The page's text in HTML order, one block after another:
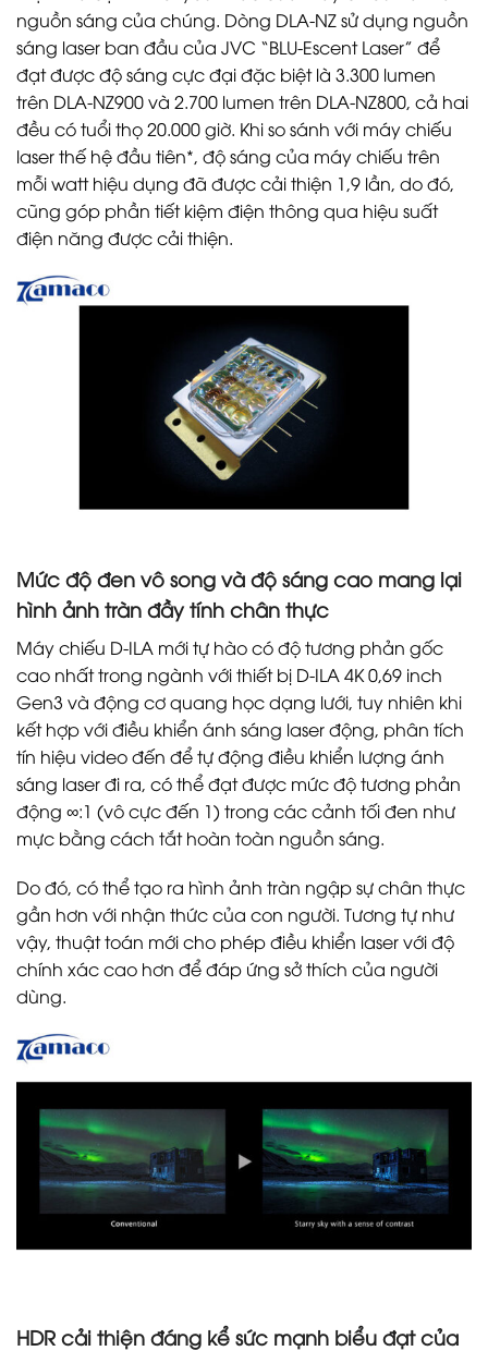
nguồn sáng của chúng. Dòng DLA-NZ sử dụng nguồn
sáng laser ban đầu của JVC “BLU-Escent Laser” để
đạt được độ sáng cực đại đặc biệt là 3.300 lumen
trên DLA-NZ900 và 2.700 lumen trên DLA-NZ800, cả hai
đều có tuổi thọ 20.000 giờ. Khi so sánh với máy chiếu
laser thế hệ đầu tiên*, độ sáng của máy chiếu trên
mỗi watt hiệu dụng đã được cải thiện 1,9 lần, do đó,
cũng góp phần tiết kiệm điện thông qua hiệu suất
điện năng được cải thiện.
Mức độ đen vô song và độ sáng cao mang lại
hình ảnh tràn đầy tính chân thực
Máy chiếu D-ILA mới tự hào có độ tương phản gốc
cao nhất trong ngành với thiết bị D-ILA 4K 0,69 inch
Gen3 và động cơ quang học dạng lưới, tuy nhiên khi
kết hợp với điều khiển ánh sáng laser động, phân tích
tín hiệu video đến để tự động điều khiển lượng ánh
sáng laser đi ra, có thể đạt được mức độ tương phản
động ∞:1 (vô cực đến 1) trong các cảnh tối đen như
mực bằng cách tắt hoàn toàn nguồn sáng.
Do đó, có thể tạo ra hình ảnh tràn ngập sự chân thực
gần hơn với nhận thức của con người. Tương tự như
vậy, thuật toán mới cho phép điều khiển laser với độ
chính xác cao hơn để đáp ứng sở thích của người
dùng.
HDR cải thiện đáng kể sức mạnh biểu đạt của